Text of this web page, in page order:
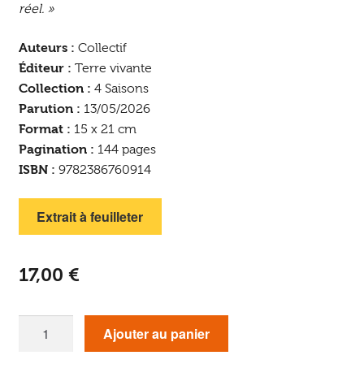
réel. »
Auteurs : Collectif
Éditeur : Terre vivante
Collection : 4 Saisons
Parution : 13/05/2026
Format : 15 x 21 cm
Pagination : 144 pages
ISBN : 9782386760914
Extrait à feuilleter
17,00 €
Ajouter au panier